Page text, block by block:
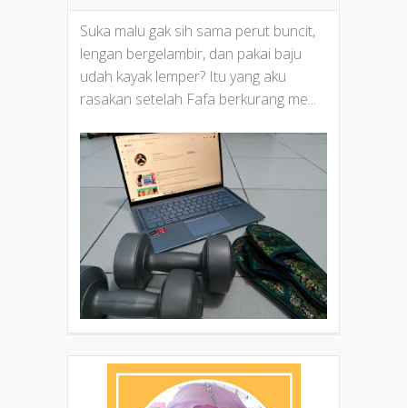
Suka malu gak sih sama perut buncit,
lengan bergelambir, dan pakai baju
udah kayak lemper? Itu yang aku
rasakan setelah Fafa berkurang me...